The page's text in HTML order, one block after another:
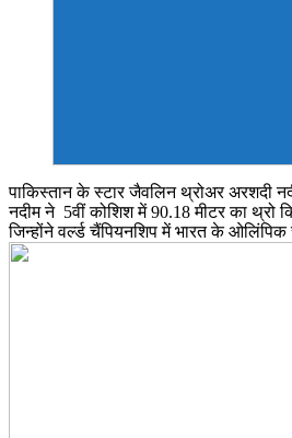
पाकिस्तान के स्टार जैवलिन थ्रोअर अरशदी
नदीम ने 5वीं कोशिश में 90.18 मीटर का थ्रो
जिन्होंने वर्ल्ड चैंपियनशिप में भारत के